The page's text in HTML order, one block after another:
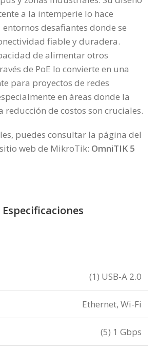
a la intemperie lo hace
desafiantes donde se
fiable y duradera.
de alimentar otros
de PoE lo convierte en una
para proyectos de redes
en áreas donde la
de costos son cruciales.
puedes consultar la página del
web de MikroTik: OmniTIK 5
Especificaciones
(1) USB-A 2.0
Ethernet, Wi-Fi
(5) 1 Gbps